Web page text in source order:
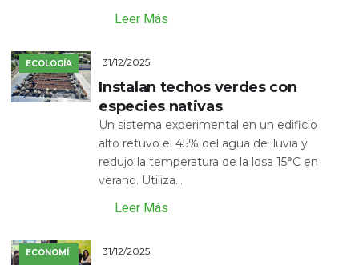
Leer Más
ECOLOGÍA 31/12/2025
Instalan techos verdes con
especies nativas
Un sistema experimental en un edificio
alto retuvo el 45% del agua de lluvia y
redujo la temperatura de la losa 15°C en
verano. Utiliza...
Leer Más
ECONOMÍ
31/12/2025